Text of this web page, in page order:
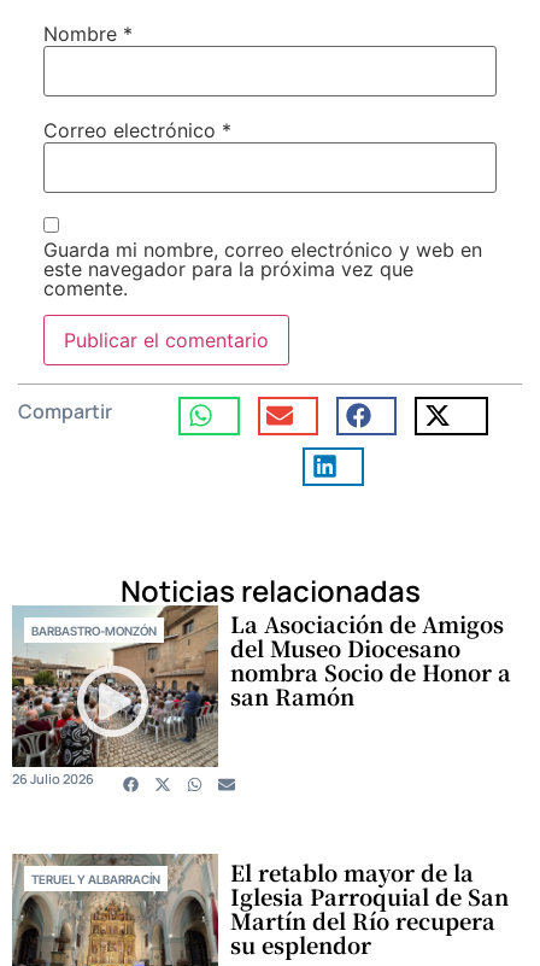
Nombre *
Correo electrónico *
Guarda mi nombre, correo electrónico y web en
este navegador para la próxima vez que
comente.
Compartir
Noticias relacionadas
BARBASTRO-MONZÓN La Asociación de Amigos
del Museo Diocesano
nombra Socio de Honor a
san Ramón
26 Julio 2026
TERUEL Y ALBARRACÍN El retablo mayor de la
Iglesia Parroquial de San
Martín del Río recupera
su esplendor